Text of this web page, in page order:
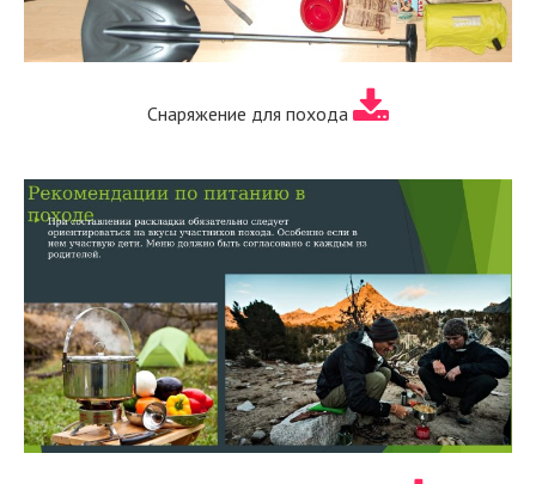
Снаряжение для похода